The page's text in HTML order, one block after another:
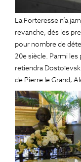
La Forteresse n’a
revanche, dès les
pour nombre de
20e siècle. Parmi
retiendra
de Pierre le Grand,